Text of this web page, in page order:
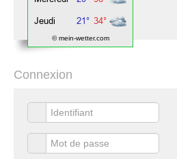
© mein-wetter.com
Connexion